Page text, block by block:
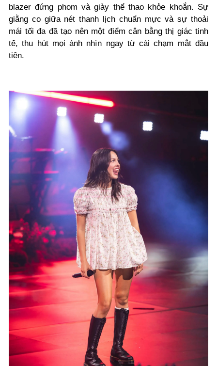
blazer đứng phom và giày thể thao khỏe khoắn. Sự
giằng co giữa nét thanh lịch chuẩn mực và sự thoải
mái tối đa đã tạo nên một điểm cân bằng thị giác tinh
tế, thu hút mọi ánh nhìn ngay từ cái chạm mắt đầu
tiên.